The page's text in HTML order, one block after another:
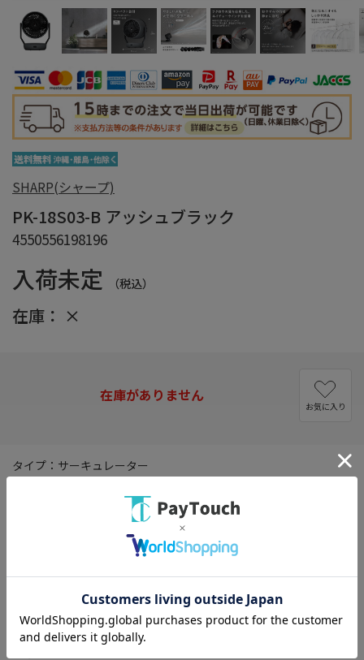
SHARP(シャープ)
PK-18S03-B アッシュブラック
4550556198196
入荷未定 （税込）
在庫： ×
在庫がありません
お気に入り
タイプ：サーキュレーター
スタイル：据置き、卓上
モーター種類：DCモーター
首振り設定：左右(自動)：約60/90/120°
上下(自動)：上・約60°/下・約60°/上下・約140°
風量切替：10段階・リズム・おやすみ・衣類乾燥
羽根の枚数：3枚
羽根径：18 cm
リモコン：○